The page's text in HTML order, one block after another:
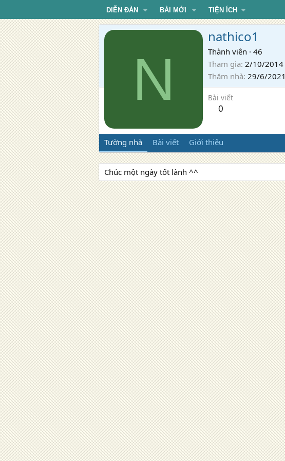
DIỄN ĐÀN BÀI MỚI TIỆN ÍCH
N
nathico1
Thành viên · 46
Tham gia 2/10/2014
Thăm nhà 29/6/2021
Bài viết
0
Tường nhà Bài viết Giới thiệu
Chúc một ngày tốt lành ^^